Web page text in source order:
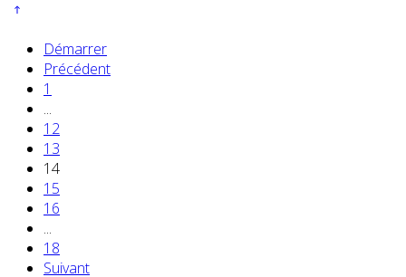
Démarrer
Précédent
1
...
12
13
14
15
16
...
18
Suivant